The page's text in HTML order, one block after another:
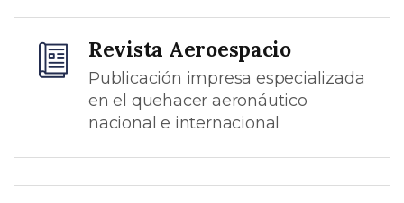
Revista Aeroespacio
Publicación impresa especializada
en el quehacer aeronáutico
nacional e internacional